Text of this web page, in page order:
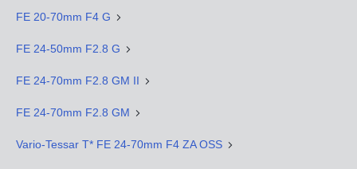
FE 20-70mm F4 G
FE 24-50mm F2.8 G
FE 24-70mm F2.8 GM II
FE 24-70mm F2.8 GM
Vario-Tessar T* FE 24-70mm F4 ZA OSS